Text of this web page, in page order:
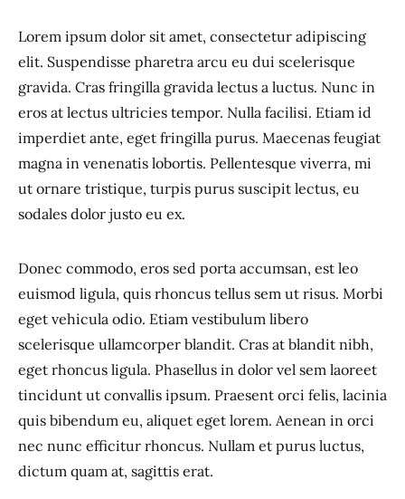
Lorem ipsum dolor sit amet, consectetur adipiscing
elit. Suspendisse pharetra arcu eu dui scelerisque
gravida. Cras fringilla gravida lectus a luctus. Nunc in
eros at lectus ultricies tempor. Nulla facilisi. Etiam id
imperdiet ante, eget fringilla purus. Maecenas feugiat
magna in venenatis lobortis. Pellentesque viverra, mi
ut ornare tristique, turpis purus suscipit lectus, eu
sodales dolor justo eu ex.
Donec commodo, eros sed porta accumsan, est leo
euismod ligula, quis rhoncus tellus sem ut risus. Morbi
eget vehicula odio. Etiam vestibulum libero
scelerisque ullamcorper blandit. Cras at blandit nibh,
eget rhoncus ligula. Phasellus in dolor vel sem laoreet
tincidunt ut convallis ipsum. Praesent orci felis, lacinia
quis bibendum eu, aliquet eget lorem. Aenean in orci
nec nunc efficitur rhoncus. Nullam et purus luctus,
dictum quam at, sagittis erat.